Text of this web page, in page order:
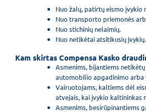
Nuo žalų, patirtų eismo įvykio
Nuo transporto priemonės
Nuo stichinių nelaimių.
Nuo netikėtai atsitikusių įvykių.
Kam skirtas Compensa Kasko
Asmenims, bijantiems
automobilio apgadinimo arba
Vairuotojams, kaltiems dėl
atvejais, kai įvykio kaltininkas
Asmenims, besirūpinantiems